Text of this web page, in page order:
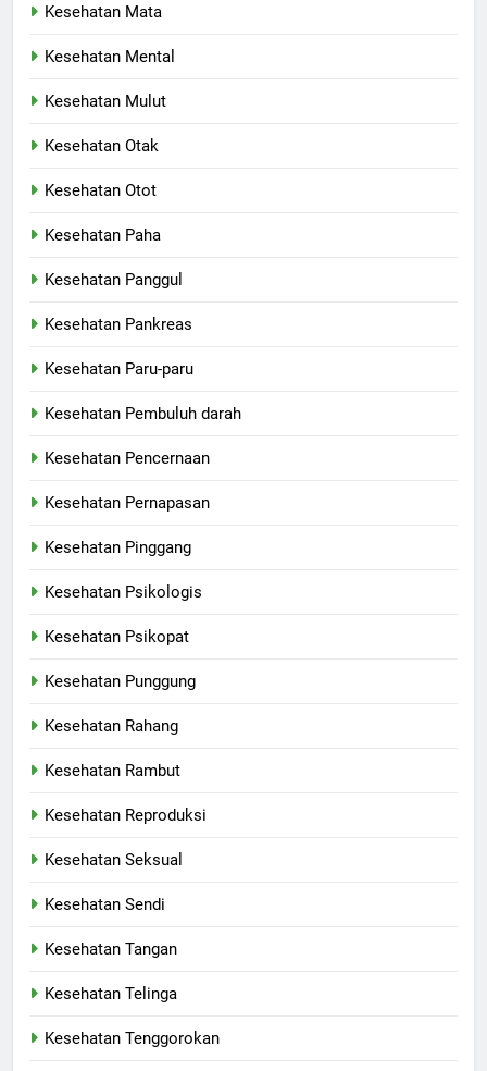
Kesehatan Mata
Kesehatan Mental
Kesehatan Mulut
Kesehatan Otak
Kesehatan Otot
Kesehatan Paha
Kesehatan Panggul
Kesehatan Pankreas
Kesehatan Paru-paru
Kesehatan Pembuluh darah
Kesehatan Pencernaan
Kesehatan Pernapasan
Kesehatan Pinggang
Kesehatan Psikologis
Kesehatan Psikopat
Kesehatan Punggung
Kesehatan Rahang
Kesehatan Rambut
Kesehatan Reproduksi
Kesehatan Seksual
Kesehatan Sendi
Kesehatan Tangan
Kesehatan Telinga
Kesehatan Tenggorokan